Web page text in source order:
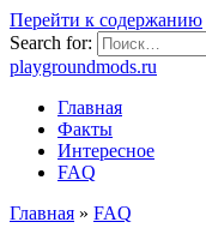
Перейти к содержанию
Search for:
playgroundmods.ru
Главная
Факты
Интересное
FAQ
Главная » FAQ